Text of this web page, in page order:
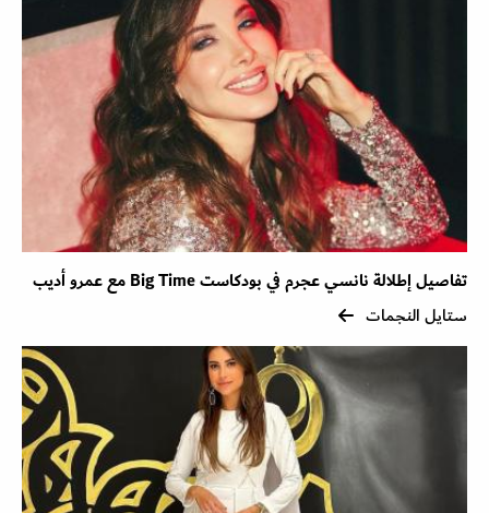
تفاصيل إطلالة نانسي عجرم في بودكاست Big Time مع عمرو أديب
ستايل النجمات